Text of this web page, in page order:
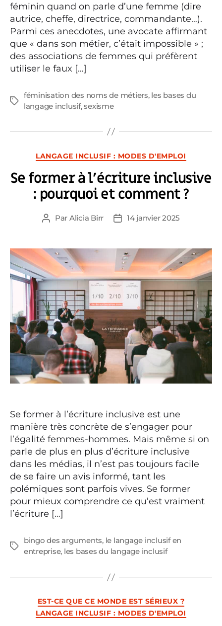
féminin quand on parle d’une femme (dire
autrice, cheffe, directrice, commandante…).
Parmi ces anecdotes, une avocate affirmant
que « dans son métier, c’était impossible » ;
des associations de femmes qui préfèrent
utiliser le faux […]
Étiquettes
féminisation des noms de métiers, les bases du
langage inclusif,sexisme
Catégories
LANGAGE INCLUSIF : MODES D'EMPLOI
Se former à l’écriture inclusive
: pourquoi et comment ?
Auteur
Par Alicia Birr
Date14 janvier 2025
Se former à l’écriture inclusive est une
manière très concrète de s’engager pour
l’égalité femmes-hommes. Mais même si on
parle de plus en plus d’écriture inclusive
dans les médias, il n’est pas toujours facile
de se faire un avis informé, tant les
polémiques sont parfois vives. Se former
pour mieux comprendre ce qu’est vraiment
l’écriture […]
Étiquettes
bingo des arguments, le langage inclusif en
entreprise, les bases du langage inclusif
Catégories
EST-CE QUE CE MONDE EST SÉRIEUX ?
LANGAGE INCLUSIF : MODES D'EMPLOI